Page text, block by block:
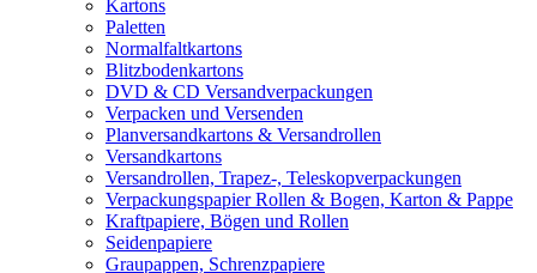
Kartons
Paletten
Normalfaltkartons
Blitzbodenkartons
DVD & CD Versandverpackungen
Verpacken und Versenden
Planversandkartons & Versandrollen
Versandkartons
Versandrollen, Trapez-, Teleskopverpackungen
Verpackungspapier Rollen & Bogen, Karton & Pappe
Kraftpapiere, Bögen und Rollen
Seidenpapiere
Graupappen, Schrenzpapiere